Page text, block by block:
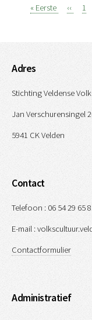
Paginatie
Eerste
« Eerste
Vorige
‹‹ 1
Adres
Stichting Veldense
Jan Verschurensingel
5941 CK Velden
Contact
Telefoon : 06 54 29 65
E-mail :
Contactformulier
Administratief